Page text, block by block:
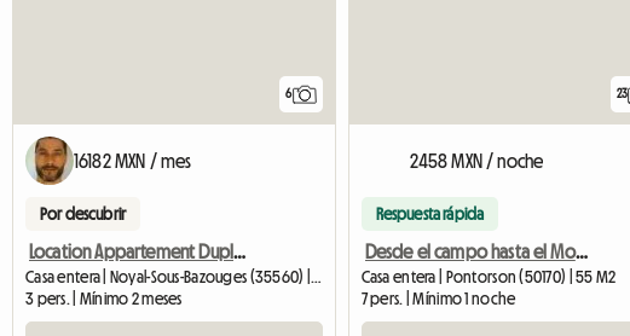
6
16182 MXN / mes
Por descubrir
Location Appartement Duplex 75 M2
Casa entera | Noyal-Sous-Bazouges (35560) | 75 M2
3 pers. | Mínimo 2 meses
23
2458 MXN / noche
Respuesta rápida
Desde el campo hasta el Mont Saint-Michel
Casa entera | Pontorson (50170) | 55 M2
7 pers. | Mínimo 1 noche